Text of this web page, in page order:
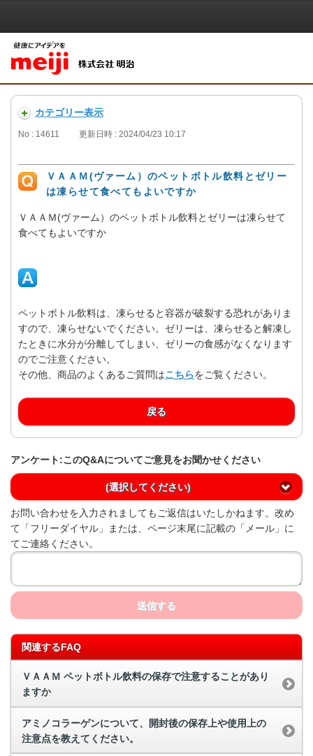
カテゴリー表示
No : 14611 更新日時 : 2024/04/23 10:17
ＶＡＡＭ(ヴァーム）のペットボトル飲料とゼリー
は凍らせて食べてもよいですか
ＶＡＡＭ(ヴァーム）のペットボトル飲料とゼリーは凍らせて
食べてもよいですか
ペットボトル飲料は、凍らせると容器が破裂する恐れがありま
すので、凍らせないでください。ゼリーは、凍らせると解凍し
たときに水分が分離してしまい、ゼリーの食感がなくなります
のでご注意ください。
その他、商品のよくあるご質問はこちらをご覧ください。
戻る
アンケート:このQ&Aについてご意見をお聞かせください
(選択してください)
お問い合わせを入力されましてもご返信はいたしかねます。改め
て「フリーダイヤル」または、ページ末尾に記載の「メール」に
てご連絡ください。
送信する
関連するFAQ
ＶＡＡＭ ペットボトル飲料の保存で注意することがあり
ますか
アミノコラーゲンについて、開封後の保存上や使用上の
注意点を教えてください。